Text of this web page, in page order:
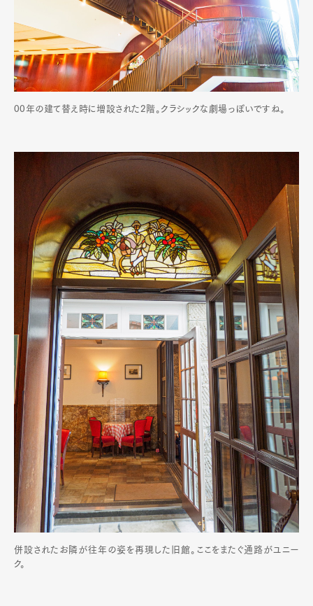
00年の建て替え時に増設された2階。クラシックな劇場っぽいですね。
併設されたお隣が往年の姿を再現した旧館。ここをまたぐ通路がユニー
ク。